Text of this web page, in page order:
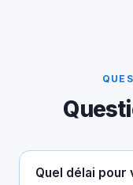
Quel délai pour